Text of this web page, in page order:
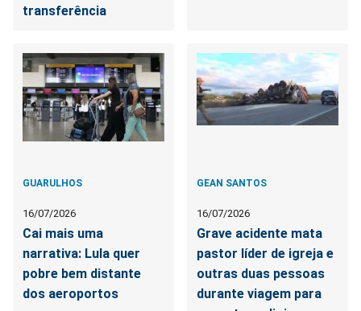
transferência
GUARULHOS
16/07/2026
Cai mais uma
narrativa: Lula quer
pobre bem distante
dos aeroportos
GEAN SANTOS
16/07/2026
Grave acidente mata
pastor líder de igreja e
outras duas pessoas
durante viagem para